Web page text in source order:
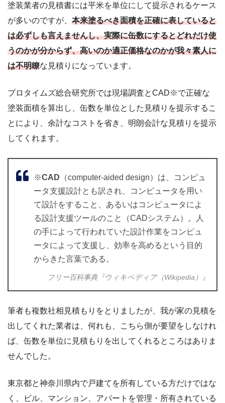
塗装業者の見積書には平米を単位にして提示されるケース
が多いのですが、 本来塗るべき面積を正確に表していると
は必ずしも言えませんし、実際に缶数にするとどれだけ使
うのかが分からず、高いのか適正価格なのかが我々素人に
は不明瞭な見積りになっています。
プロタイムズ総合研究所では現場調査とCAD※で正確な
塗装面積を算出し、缶数を単位とした見積りを提示するこ
とにより、余計なコストを省き、明朗会計な見積りを提示
してくれます。
※CAD （computer-aided design）は、コンピュ
ータ支援設計とも訳され、コンピュータを用い
て設計をすること、あるいはコンピュータによ
る設計支援ツールのこと（CADシステム）。人
の手によって行われていた設計作業をコンピュ
ータによって支援し、効率を高めるという目的
からきた言葉である。
フリー百科事典『ウィキペディア（Wikipedia）』
筆者も複数社相見積もりをとりましたが、我が家の見積を
出してくれた業者は、何れも、こちら側が要望をしなけれ
ば、缶数を単位に見積もりを出してくれるところはありま
せんでした。
東京都と神奈川県内で戸建てを所有している方だけではな
く、ビル、マンション、アパートを管理・所有されている